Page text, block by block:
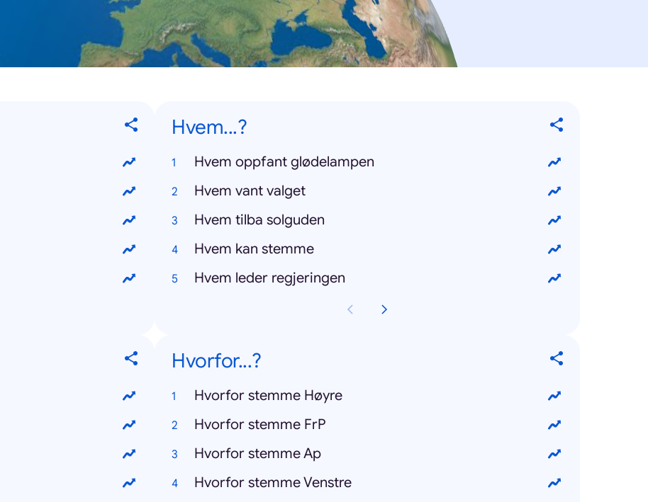
Hvem...?
Hvem oppfant glødelampen
Hvem vant valget
Hvem tilba solguden
Hvem kan stemme
Hvem leder regjeringen
Hvorfor...?
Hvorfor stemme Høyre
Hvorfor stemme FrP
Hvorfor stemme Ap
Hvorfor stemme Venstre